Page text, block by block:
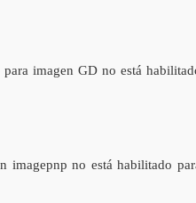
imagen GD no está
imagepnp no está habilitado